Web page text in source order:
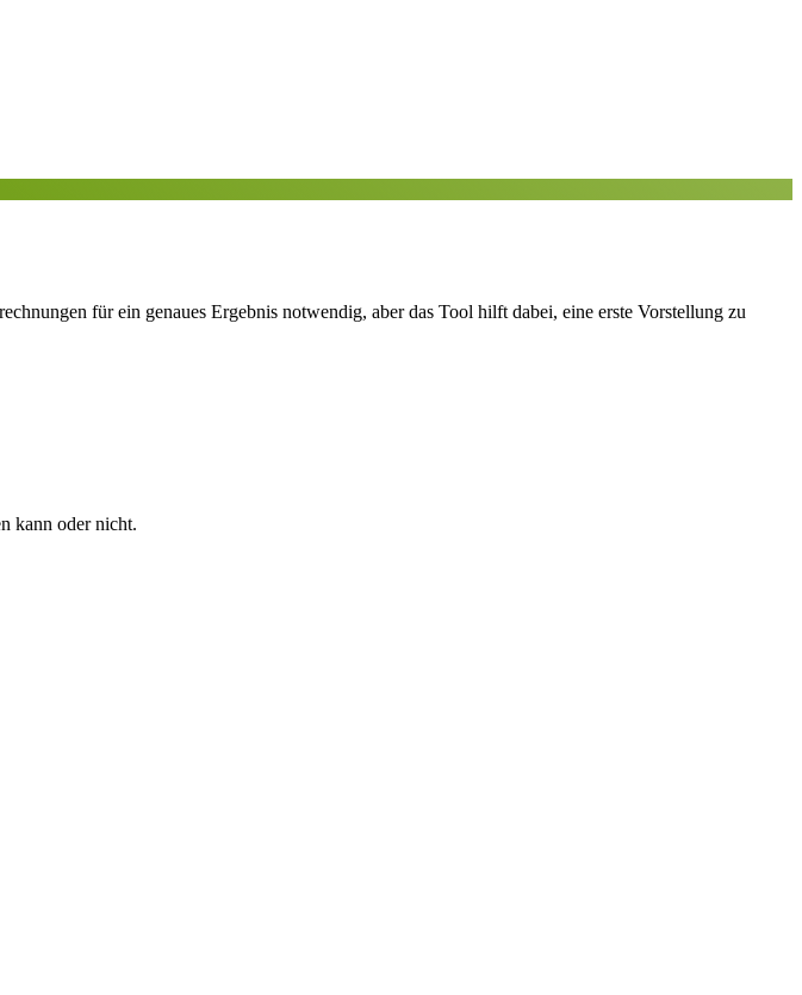
für ein genaues Ergebnis notwendig, aber das Tool hilft dabei, eine erste Vorstellung zu
kann oder nicht.